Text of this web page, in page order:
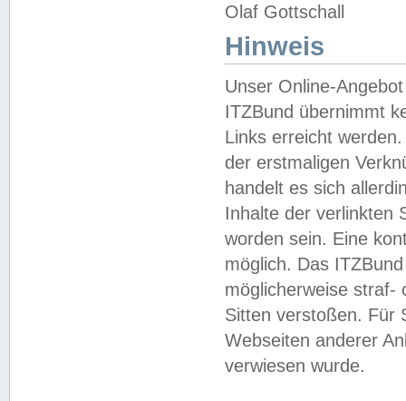
Olaf Gottschall
Hinweis
Unser Online-
ITZBund übernimmt
Links erreicht
der erstmaligen
handelt es sich
Inhalte der verlinkten
worden sein. Eine
möglich. Das
möglicherweise straf-
Sitten verstoßen. Für
Webseiten anderer
verwiesen wurde.